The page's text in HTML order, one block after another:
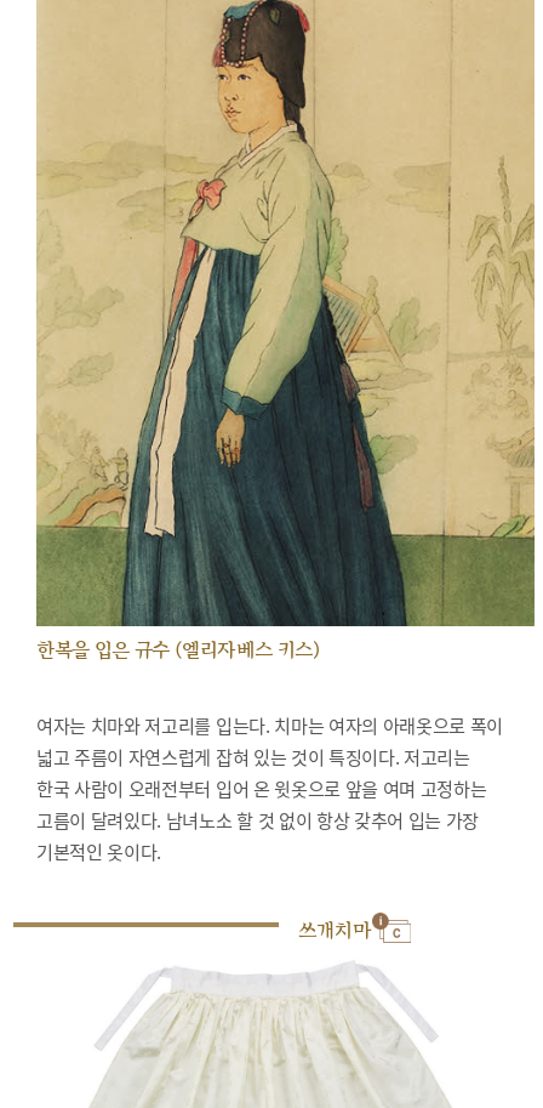
한복을 입은 규수 (엘리자베스 키스)
여자는 치마와 저고리를 입는다. 치마는 여자의 아래옷으로 폭이
넓고 주름이 자연스럽게 잡혀 있는 것이 특징이다. 저고리는
한국 사람이 오래전부터 입어 온 윗옷으로 앞을 여며 고정하는
고름이 달려있다. 남녀노소 할 것 없이 항상 갖추어 입는 가장
기본적인 옷이다.
쓰개치마